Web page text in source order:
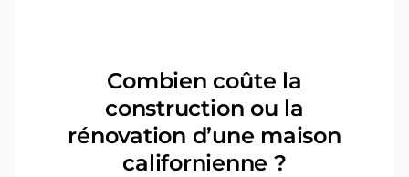
Combien coûte la
construction ou la
rénovation d’une maison
californienne ?